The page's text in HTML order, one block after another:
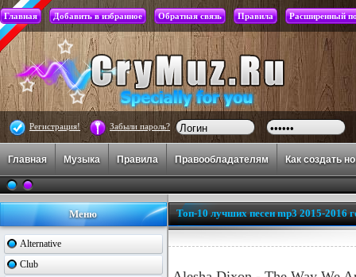
Главная Добавить в избранное Обратная связь Правила Расширенный
Регистрация! Забыли пароль?
Главная Музыка Правила Правообладателям Как создать
Меню
Alternative
Club
Топ-10 лучших песен mp3 2015-2016